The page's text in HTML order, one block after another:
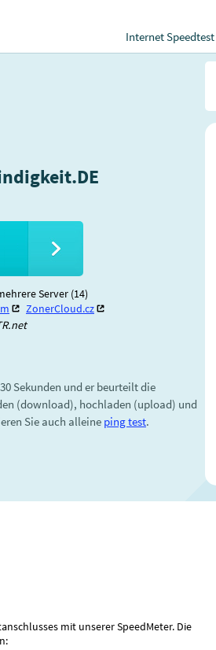
Internet Speedtest
Server (14)
ZonerCloud.cz
Sekunden und er beurteilt die
(download), hochladen (upload) und
Sie auch alleine ping test.
mit unserer SpeedMeter. Die